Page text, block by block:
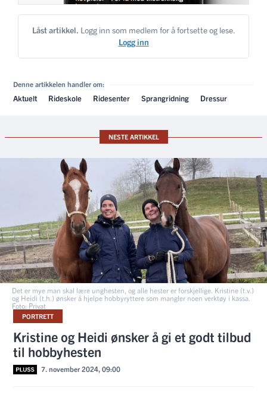
Låst artikkel. Logg inn som medlem for å fortsette og lese.
Logg inn
Denne artikkelen handler om:
Aktuelt Rideskole Ridesenter Sprangridning Dressur
NESTE ARTIKKEL
Det er mye man skal lære unghesten, og alle hester er forskjellige. Kristine (t.v.)
og Heidi (t.h.) ønsker å hjelpe hobbyryttere som mangler noen verktøy i kassa.
Foto: Privat
PORTRETT
Kristine og Heidi ønsker å gi et godt tilbud
til hobbyhesten
7. november 2024, 09:00